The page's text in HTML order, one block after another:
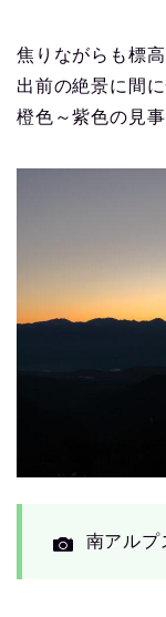
焦りながらも標
出前の絶景に間
橙色～紫色の見
南アルプ